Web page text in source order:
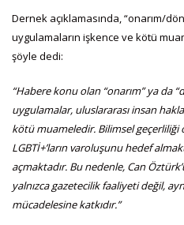
Dernek açıklamasında, “onarım/
uygulamaların işkence ve kötü
şöyle dedi:
“Habere konu olan “onarım” ya da
uygulamalar, uluslararası insan
kötü muameledir. Bilimsel
LGBTİ+’ların varoluşunu hedef
açmaktadır. Bu nedenle, Can
yalnızca gazetecilik faaliyeti değil,
mücadelesine katkıdır.”